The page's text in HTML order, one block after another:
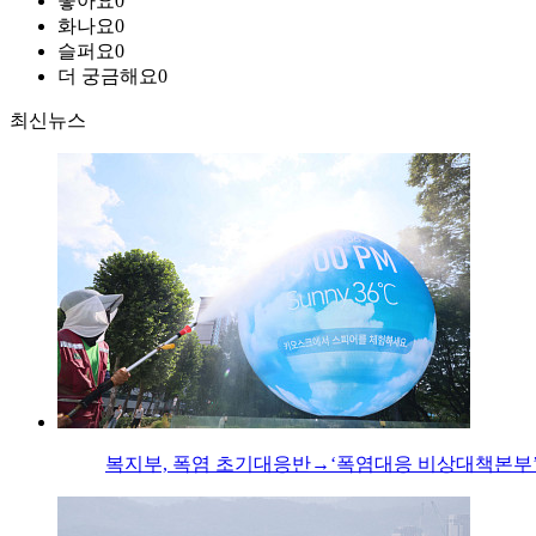
화나요0
슬퍼요0
더 궁금해요0
최신뉴스
복지부, 폭염 초기대응반→‘폭염대응 비상대책본부